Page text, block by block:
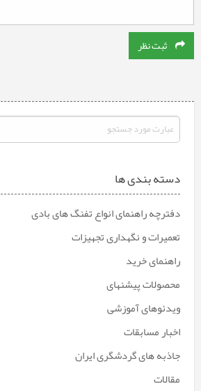
دسته بندی ها
دفترچه راهنمای انواع تفنگ های بادی
تعمیرات و نگهداری تجهیزات
راهنمای خرید
محصولات پیشنهای
ویدئوهای آموزشی
اخبار مسابقات
جاذبه های گردشگری ایران
مقالات